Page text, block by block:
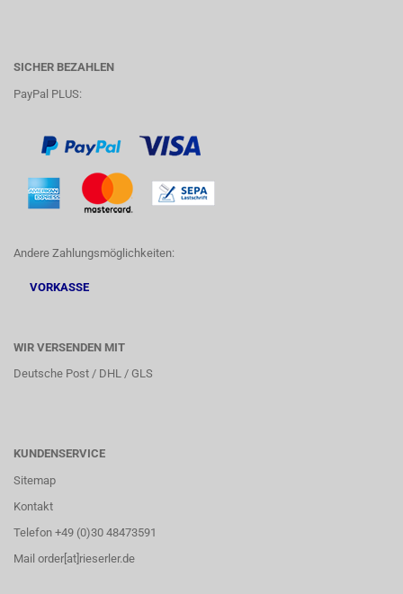
SICHER BEZAHLEN
PayPal PLUS:
Andere Zahlungsmöglichkeiten:
VORKASSE
WIR VERSENDEN MIT
Deutsche Post / DHL / GLS
KUNDENSERVICE
Sitemap
Kontakt
Telefon +49 (0)30 48473591
Mail order[at]rieserler.de